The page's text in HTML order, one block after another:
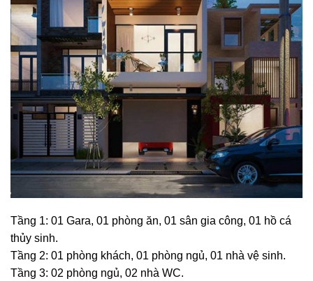
Tầng 1: 01 Gara, 01 phòng ăn, 01 sân gia công, 01 hồ cá
thủy sinh.
Tầng 2: 01 phòng khách, 01 phòng ngủ, 01 nhà vệ sinh.
Tầng 3: 02 phòng ngủ, 02 nhà WC.